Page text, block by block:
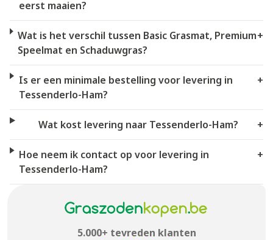
eerst maaien?
Wat is het verschil tussen Basic Grasmat, Premium
Speelmat en Schaduwgras?
+
Is er een minimale bestelling voor levering in
Tessenderlo-Ham?
+
Wat kost levering naar Tessenderlo-Ham? +
Hoe neem ik contact op voor levering in
Tessenderlo-Ham?
+
5.000+ tevreden klanten